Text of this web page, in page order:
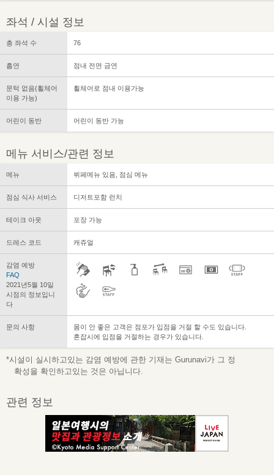
좌석 / 시설 정보
총 좌석 수 76
흡연 점내 전면 금연
문턱 없음(휠체어
이용 가능)
휠체어로 점내 이용가능
어린이 동반 어린이 동반 가능
메뉴 서비스/관련 정보
메뉴 뷔페메뉴 있음, 점심 메뉴
점심 식사 서비스 디저트포함 런치
테이크 아웃 포장 가능
드레스 코드 캐쥬얼
감염 예방
FAQ
2021년5월 10일
시점의 정보입니
다
문의 사항
몸이 안 좋은 고객은 점포가 입점을 거절 할 수도 있습니다.
혼잡시에 입점을 거절하는 경우가 있습니다.
*시설이 실시하고있는 감염 예방에 관한 기재는 Gurunavi가 그 정
확성을 확인하고있는 것은 아닙니다.
관련 정보